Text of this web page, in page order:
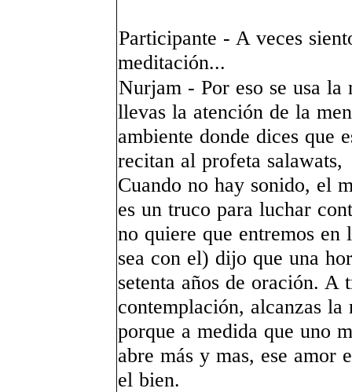
Participante - A veces
meditación...
Nurjam - Por eso se usa
llevas la atención de la
ambiente donde dices que
recitan al profeta
Cuando no hay sonido, el
es un truco para luchar
no quiere que entremos
sea con el) dijo que una
setenta años de oración. A
contemplación, alcanzas
porque a medida que uno
abre más y mas, ese amor
el bien.